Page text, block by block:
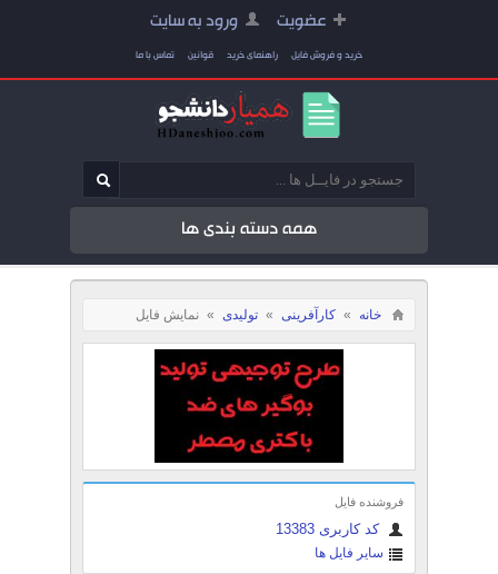
عضویت ورود به سایت
خرید و فروش فایل راهنمای خرید قوانین تماس با ما
همه دسته بندی ها
خانه » کارآفرینی » تولیدی » نمایش فایل
فروشنده فایل
کد کاربری 13383
سایر فایل ها